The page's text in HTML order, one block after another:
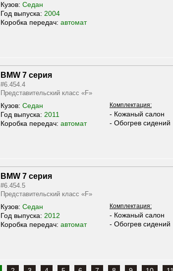
Кузов: Седан
Год выпуска: 2004
Коробка передач: автомат
BMW 7 серия
#6.454.4
Представительский класс «F»
Кузов: Седан
Год выпуска: 2011
Коробка передач: автомат
Комплектация:
- Кожаный салон
- Обогрев сидений
BMW 7 серия
#6.454.5
Представительский класс «F»
Кузов: Седан
Год выпуска: 2012
Коробка передач: автомат
Комплектация:
- Кожаный салон
- Обогрев сидений